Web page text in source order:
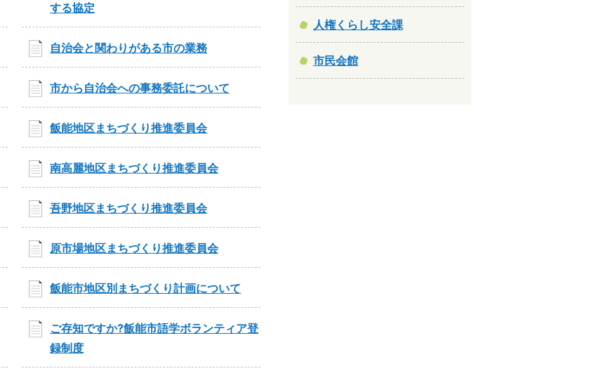
する協定
自治会と関わりがある市の業務
市から自治会への事務委託について
飯能地区まちづくり推進委員会
南高麗地区まちづくり推進委員会
吾野地区まちづくり推進委員会
原市場地区まちづくり推進委員会
飯能市地区別まちづくり計画について
ご存知ですか?飯能市語学ボランティア登
録制度
人権くらし安全課
市民会館